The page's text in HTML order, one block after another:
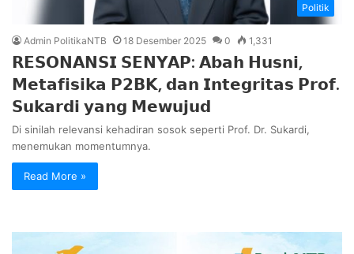
Politik
Admin PolitikaNTB 18 Desember 2025 0 1,331
𝗥𝗘𝗦𝗢𝗡𝗔𝗡𝗦𝗜 𝗦𝗘𝗡𝗬𝗔𝗣: 𝗔𝗯𝗮𝗵 𝗛𝘂𝘀𝗻𝗶,
𝗠𝗲𝘁𝗮𝗳𝗶𝘀𝗶𝗸𝗮 𝗣𝟮𝗕𝗞, 𝗱𝗮𝗻 𝗜𝗻𝘁𝗲𝗴𝗿𝗶𝘁𝗮𝘀 𝗣𝗿𝗼𝗳.
𝗦𝘂𝗸𝗮𝗿𝗱𝗶 𝘆𝗮𝗻𝗴 𝗠𝗲𝘄𝘂𝗷𝘂𝗱
Di sinilah relevansi kehadiran sosok seperti Prof. Dr. Sukardi,
menemukan momentumnya.
Read More »